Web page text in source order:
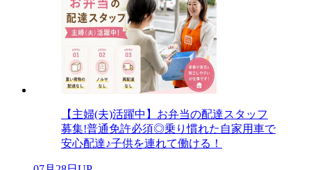
【主婦(夫)活躍中】お弁当の配達スタッフ
募集!普通免許必須◎乗り慣れた自家用車で
安心配達♪子供を連れて働ける！